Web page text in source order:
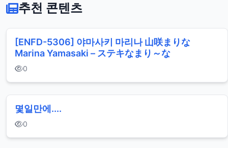
추천 콘텐츠
[ENFD-5306] 야마사키 마리나 山咲まりな
Marina Yamasaki – ステキなまり～な
0
몇일만에....
0